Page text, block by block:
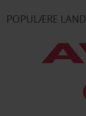
POPULÆRE LAND